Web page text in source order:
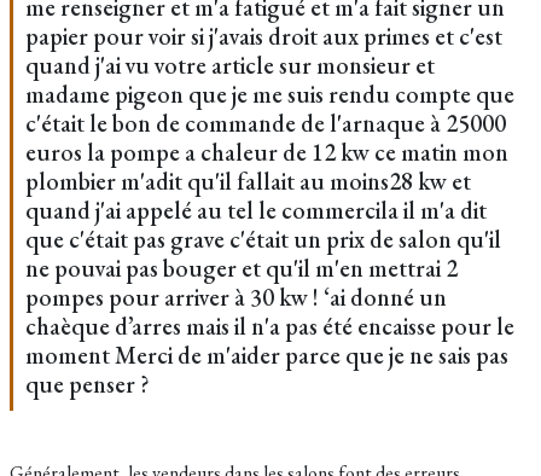
me renseigner et m'a fatigué et m'a fait signer un
papier pour voir si j'avais droit aux primes et c'est
quand j'ai vu votre article sur monsieur et
madame pigeon que je me suis rendu compte que
c'était le bon de commande de l'arnaque à 25000
euros la pompe a chaleur de 12 kw ce matin mon
plombier m'adit qu'il fallait au moins28 kw et
quand j'ai appelé au tel le commercila il m'a dit
que c'était pas grave c'était un prix de salon qu'il
ne pouvai pas bouger et qu'il m'en mettrai 2
pompes pour arriver à 30 kw ! ‘ai donné un
chaèque d’arres mais il n'a pas été encaisse pour le
moment Merci de m'aider parce que je ne sais pas
que penser ?